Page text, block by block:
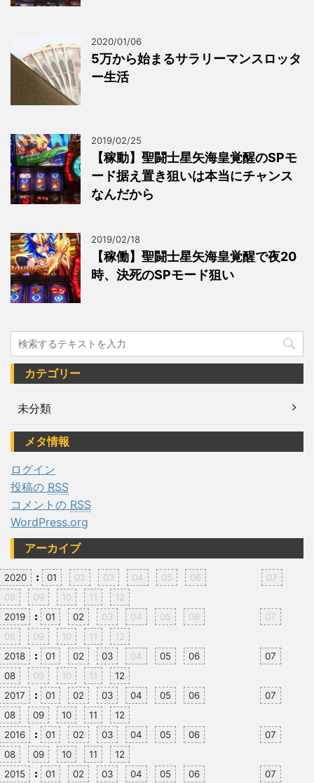
2020/01/06
5万から始まるサラリーマンスロッタ
ー生活
2019/02/25
【稼動】聖闘士星矢海皇覚醒のSPモ
ード据え置き狙いは本当にチャンス
なんだから
2019/02/18
【稼働】聖闘士星矢海皇覚醒で夜20
時、決死のSPモード狙い
カテゴリー
未分類
メタ情報
ログイン
投稿の RSS
コメントの RSS
WordPress.org
アーカイブ
2020 : 01 02 03 04 05 06
07
08
09 10 11
12
2019
: 01 02 03 04 05 06
07
08
09 10 11
12
2018
: 01 02 03 04 05 06
07
08
09 10 11
12
2017
: 01 02 03 04 05 06
07
08
09 10 11
12
2016
: 01 02 03 04 05 06
07
08
09 10 11
12
2015
: 01 02 03 04 05 06 07